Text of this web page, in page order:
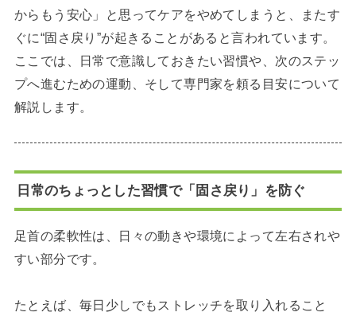
からもう安心」と思ってケアをやめてしまうと、またす
ぐに“固さ戻り”が起きることがあると言われています。
ここでは、日常で意識しておきたい習慣や、次のステッ
プへ進むための運動、そして専門家を頼る目安について
解説します。
日常のちょっとした習慣で「固さ戻り」を防ぐ
足首の柔軟性は、日々の動きや環境によって左右されや
すい部分です。
たとえば、毎日少しでもストレッチを取り入れること